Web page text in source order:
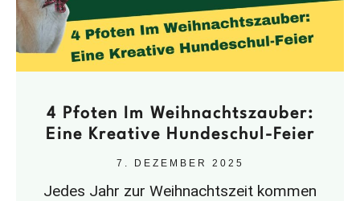
4 Pfoten Im Weihnachtszauber:
Eine Kreative Hundeschul-Feier
7. DEZEMBER 2025
Jedes Jahr zur Weihnachtszeit kommen